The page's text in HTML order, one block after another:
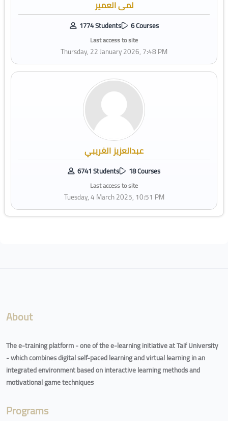
لمى العمير
1774 Students 6 Courses
Last access to site
Thursday, 22 January 2026, 7:48 PM
عبدالعزيز الغريبي
6741 Students 18 Courses
Last access to site
Tuesday, 4 March 2025, 10:51 PM
About
The e-training platform - one of the e-learning initiative at Taif University
- which combines digital self-paced learning and virtual learning in an
integrated environment based on interactive learning methods and
motivational game techniques
Programs